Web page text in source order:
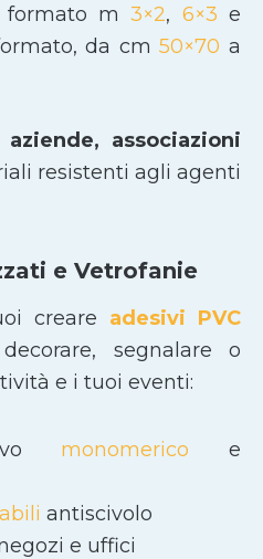
formato m3×2, 6×3 e
da cm50×70 a
aziende, associazioni
resistenti agli agenti
e Vetrofanie
creare adesivi PVC
segnalare o
e i tuoi eventi:
monomerico e
antiscivolo
e uffici